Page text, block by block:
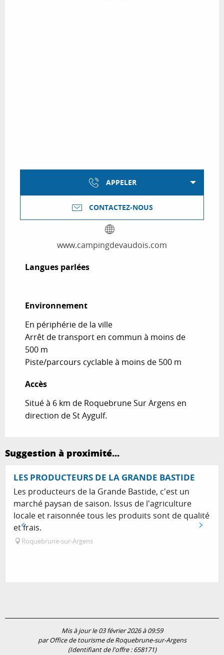
APPELER
CONTACTEZ-NOUS
www.campingdevaudois.com
Langues parlées
Langues parlées
Environnement
Environnement
En périphérie de la ville
Arrêt de transport en commun à moins de
500 m
Piste/parcours cyclable à moins de 500 m
Accès
Accès
Situé à 6 km de Roquebrune Sur Argens en
direction de St Aygulf.
Suggestion à proximité...
LES PRODUCTEURS DE LA GRANDE BASTIDE
Les producteurs de la Grande Bastide, c'est un
marché paysan de saison. Issus de l'agriculture
locale et raisonnée tous les produits sont de qualité
et frais.
Roquebrune-sur-Argens
Mis à jour le 03 février 2026 à 09:59
par Office de tourisme de Roquebrune-sur-Argens
(Identifiant de l'offre :658171)